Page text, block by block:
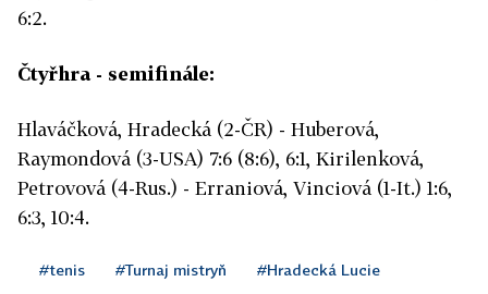
6:2.
Čtyřhra - semifinále:
Hlaváčková, Hradecká (2-ČR) - Huberová,
Raymondová (3-USA) 7:6 (8:6), 6:1, Kirilenková,
Petrovová (4-Rus.) - Erraniová, Vinciová (1-It.) 1:6,
6:3, 10:4.
#tenis #Turnaj mistryň #Hradecká Lucie